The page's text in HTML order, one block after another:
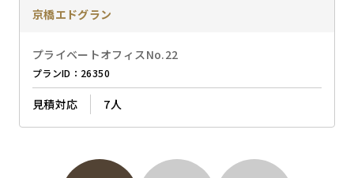
京橋エドグラン
プライベートオフィスNo.22
プランID：26350
見積対応 7人